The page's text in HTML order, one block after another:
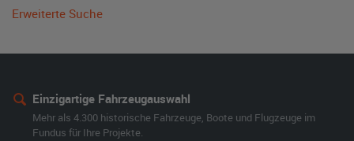
Erweiterte Suche
Einzigartige Fahrzeugauswahl
Mehr als 4.300 historische Fahrzeuge, Boote und Flugzeuge im
Fundus für Ihre Projekte.